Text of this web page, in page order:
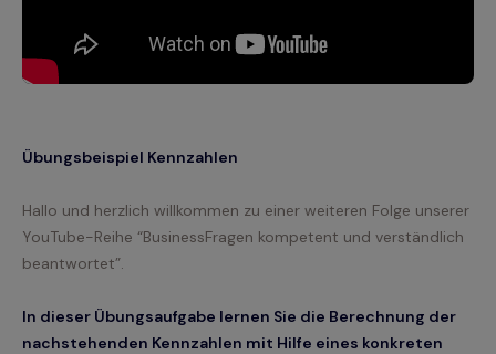
Übungsbeispiel Kennzahlen
Hallo und herzlich willkommen zu einer weiteren Folge unserer
YouTube-Reihe “BusinessFragen kompetent und verständlich
beantwortet”.
In dieser Übungsaufgabe lernen Sie die Berechnung der
nachstehenden Kennzahlen mit Hilfe eines konkreten